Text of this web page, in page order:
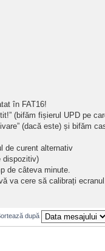
în FAT16!
(bifăm fișierul UPD pe
(dacă este) și bifăm
de curent alternativ
dispozitiv)
de câteva minute.
va cere să calibrați ecranul.
după